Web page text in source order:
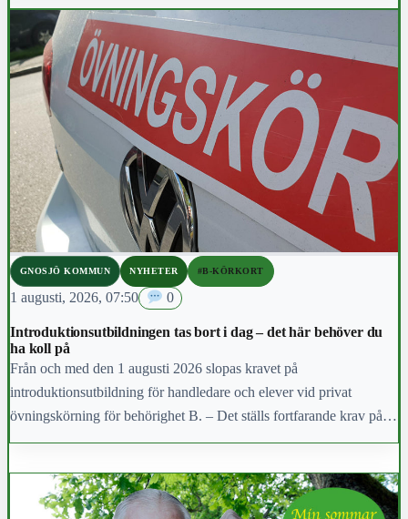
GNOSJÖ KOMMUN NYHETER #B-KÖRKORT
1 augusti, 2026, 07:50 0
Introduktionsutbildningen tas bort i dag – det här behöver du
ha koll på
Från och med den 1 augusti 2026 slopas kravet på
introduktionsutbildning för handledare och elever vid privat
övningskörning för behörighet B. – Det ställs fortfarande krav på
både handledare och elev. Den som ska handleda behöver skicka in
godkänd som handledare.